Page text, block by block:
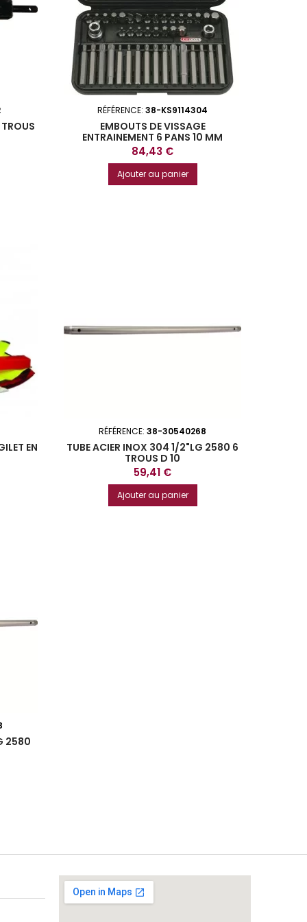
RÉFÉRENCE:38-KS9114304
EMBOUTS DE VISSAGE
ENTRAINEMENT 6 PANS 10 MM
COFFRET DE 42 PIECES KS TOOLS
Prix
84,43 €
Ajouter au panier
EN
RÉFÉRENCE:38-30540268
TUBE ACIER INOX 304 1/2"LG 2580 6
TROUS D 10
Prix
59,41 €
Ajouter au panier
2580